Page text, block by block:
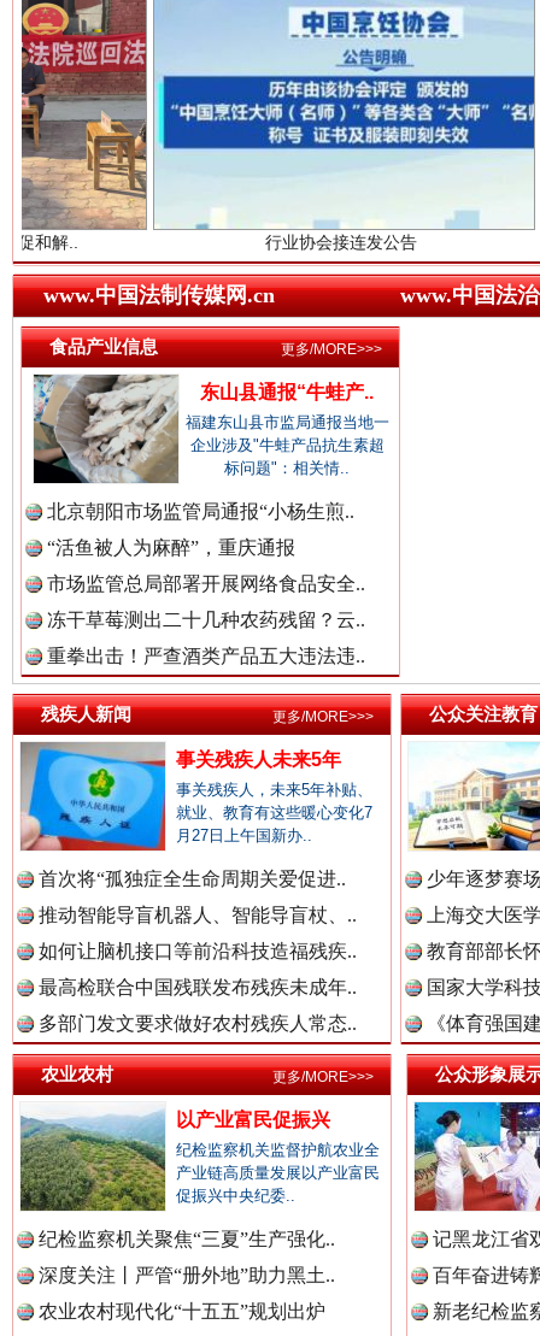
中国农业新闻网.
中国视频新闻网.
中国廉政法纪网.
中国律师在线.
中国参政网.中
世界屋脊 天路回响
三年瞒报超千万 隐匿收入偷税被查处..
祁连巍巍树丰碑 高回
行业协会接连发公告
www.中国法制传媒网.cn www.中国法
食品产业信息
东山县通报“牛蛙产..
福建东山县市监局通报当地一
企业涉及"牛蛙产品抗生素超
标问题"：相关情..
北京朝阳市场监管局通报“小杨生煎..
“活鱼被人为麻醉”，重庆通报
市场监管总局部署开展网络食品安全..
冻干草莓测出二十几种农药残留？云..
重拳出击！严查酒类产品五大违法违..
更多/MORE>>>
残疾人新闻
事关残疾人未来5年
事关残疾人，未来5年补贴、
就业、教育有这些暖心变化7
月27日上午国新办..
首次将“孤独症全生命周期关爱促进..
推动智能导盲机器人、智能导盲杖、..
如何让脑机接口等前沿科技造福残疾..
最高检联合中国残联发布残疾未成年..
多部门发文要求做好农村残疾人常态..
更多/MORE>>> 公众关注教育
少年逐梦赛
上海交大医
教育部部长
国家大学科
《体育强国
农业农村
以产业富民促振兴
纪检监察机关监督护航农业全
产业链高质量发展以产业富民
促振兴中央纪委..
纪检监察机关聚焦“三夏”生产强化..
深度关注丨严管“册外地”助力黑土..
农业农村现代化“十五五”规划出炉
更多/MORE>>> 公众形象展
记黑龙江省
百年奋进铸
新老纪检监